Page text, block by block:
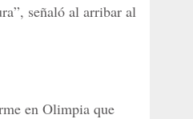
señaló al arribar al
en Olimpia que